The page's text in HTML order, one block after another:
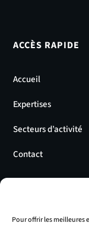
Pour offrir les meilleures
ACCÈS RAPIDE
Accueil
Expertises
Secteurs d’activité
Contact